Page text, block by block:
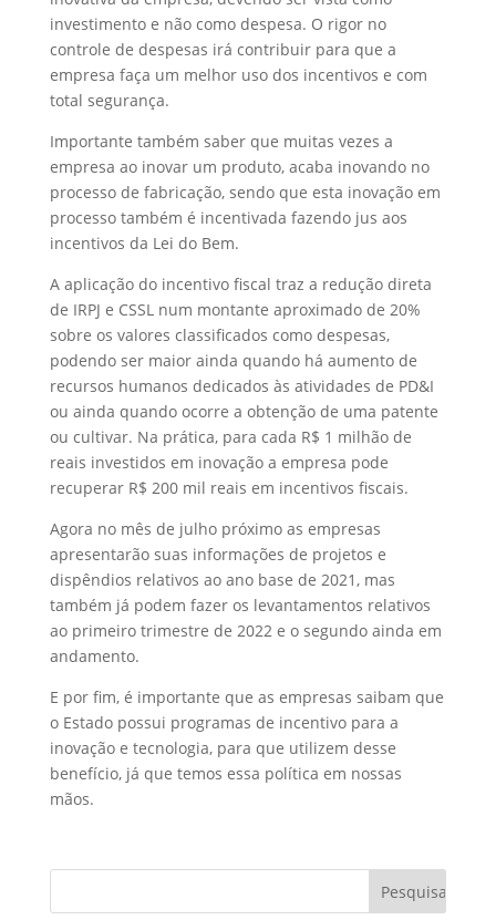
investimento e não como despesa. O rigor no
controle de despesas irá contribuir para que a
empresa faça um melhor uso dos incentivos e com
total segurança.
Importante também saber que muitas vezes a
empresa ao inovar um produto, acaba inovando no
processo de fabricação, sendo que esta inovação em
processo também é incentivada fazendo jus aos
incentivos da Lei do Bem.
A aplicação do incentivo fiscal traz a redução direta
de IRPJ e CSSL num montante aproximado de 20%
sobre os valores classificados como despesas,
podendo ser maior ainda quando há aumento de
recursos humanos dedicados às atividades de PD&I
ou ainda quando ocorre a obtenção de uma patente
ou cultivar. Na prática, para cada R$ 1 milhão de
reais investidos em inovação a empresa pode
recuperar R$ 200 mil reais em incentivos fiscais.
Agora no mês de julho próximo as empresas
apresentarão suas informações de projetos e
dispêndios relativos ao ano base de 2021, mas
também já podem fazer os levantamentos relativos
ao primeiro trimestre de 2022 e o segundo ainda em
andamento.
E por fim, é importante que as empresas saibam que
o Estado possui programas de incentivo para a
inovação e tecnologia, para que utilizem desse
benefício, já que temos essa política em nossas
mãos.